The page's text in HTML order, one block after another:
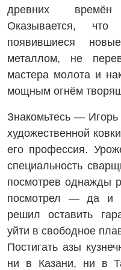
древних
Оказывается,
появившиеся
металлом, не
мастера молота и
мощным огнём
Знакомьтесь —
художественной
его профессия.
специальность
посмотрев однажды
посмотрел — да и
решил оставить
уйти в свободное
Постигать азы
ни в Казани, ни в